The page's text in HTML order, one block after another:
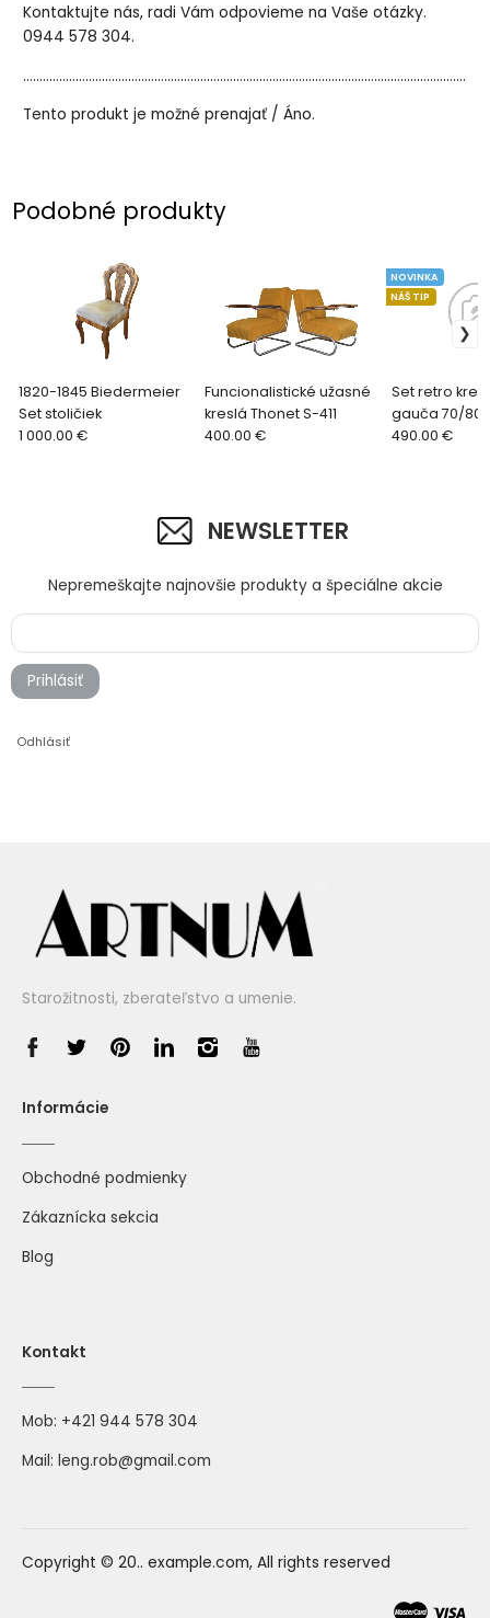
Kontaktujte nás, radi Vám odpovieme na Vaše otázky.
0944 578 304.
Tento produkt je možné prenajať / Áno.
Podobné produkty
1820-1845 Biedermeier
Set stoličiek
1 000.00 €
Funcionalistické užasné
kreslá Thonet S-411
400.00 €
Set retro
gauča 70/
NOVINKA
NÁŠ TIP
490.00 €
NEWSLETTER
Nepremeškajte najnovšie produkty a špeciálne akcie
Prihlásiť
Odhlásiť
Starožitnosti, zberateľstvo a umenie.
Informácie
Obchodné podmienky
Zákaznícka sekcia
Blog
Kontakt
Mob: +421 944 578 304
Mail: leng.rob@gmail.com
Copyright © 20.. example.com, All rights reserved